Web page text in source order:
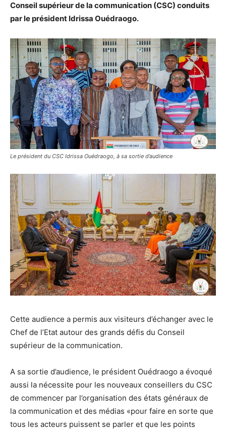
Conseil supérieur de la communication (CSC) conduits
par le président Idrissa Ouédraogo.
Le président du CSC Idrissa Ouédraogo, à sa sortie d’audience
Cette audience a permis aux visiteurs d’échanger avec le
Chef de l’Etat autour des grands défis du Conseil
supérieur de la communication.
A sa sortie d’audience, le président Ouédraogo a évoqué
aussi la nécessite pour les nouveaux conseillers du CSC
de commencer par l’organisation des états généraux de
la communication et des médias «pour faire en sorte que
tous les acteurs puissent se parler et que les points